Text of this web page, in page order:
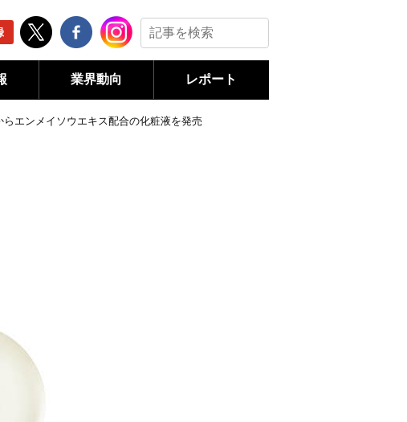
業界動向 レポート
エンメイソウエキス配合の化粧液を発売